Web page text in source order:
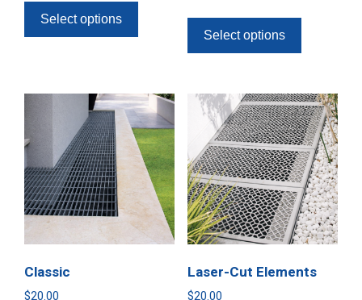
Select options
Select options
Classic
$20.00
Laser-Cut Elements
$20.00